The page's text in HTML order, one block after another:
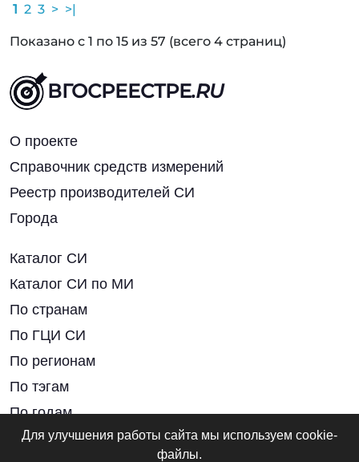
1 2 3 > >|
Показано с 1 по 15 из 57 (всего 4 страниц)
ВГОСРЕЕСТРЕ.RU
О проекте
Справочник средств измерений
Реестр производителей СИ
Города
Каталог СИ
Каталог СИ по МИ
По странам
По ГЦИ СИ
По регионам
По тэгам
По годам
Нормативные документы
Для улучшения работы сайта мы используем cookie-
файлы.